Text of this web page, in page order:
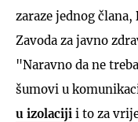
zaraze jednog člana,
Zavoda za javno
"Naravno da ne
šumovi u
u izolaciji i to za